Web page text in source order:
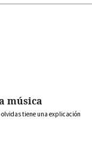
música
tiene una explicación